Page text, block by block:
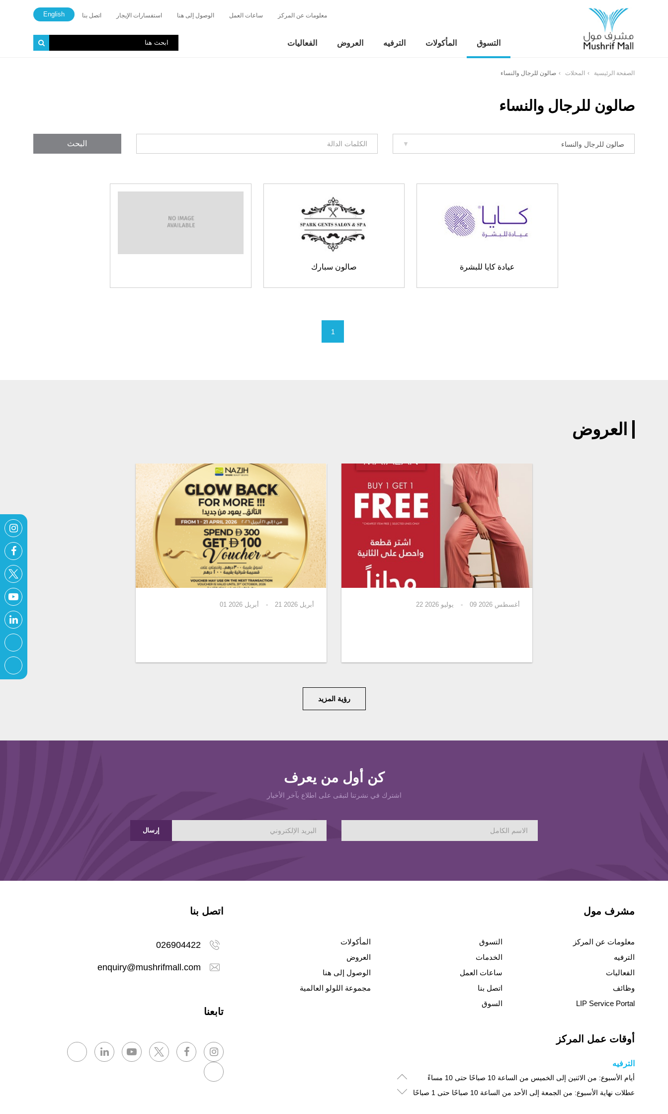
English معلومات عن المركز ساعات العمل الوصول إلى هنا استفسارات الإيجار اتصل بنا
التسوق المأكولات الترفيه العروض الفعاليات
الصفحة الرئيسية المحلات صالون للرجال والنساء
صالون للرجال والنساء
البحث
عيادة كايا للبشرة صالون سبارك
1
العروض
22 - 09 أغسطس 2026 01 - 21 أبريل 2026
رؤية المزيد
كن أول من يعرف
اشترك في نشرتنا لتبقى على اطلاع بآخر الأخبار
إرسال
مشرف مول
معلومات عن المركز التسوق
المأكولات
الترفيه
الخدمات
العروض
الفعاليات
ساعات العمل
الوصول إلى هنا
وظائف
اتصل بنا
مجموعة اللولو العالمية
LIP Service Portal
السوق
أوقات عمل المركز
الترفيه
أيام الأسبوع: من الاثنين إلى الخميس من الساعة 10 صباحًا حتى 10 مساءً
عطلات نهاية الأسبوع: من الجمعة إلى الأحد من الساعة 10 صباحًا حتى 1 صباحًا
المحلات والأكشاك
اتصل بنا
026904422
enquiry@mushrifmall.com
تابعنا